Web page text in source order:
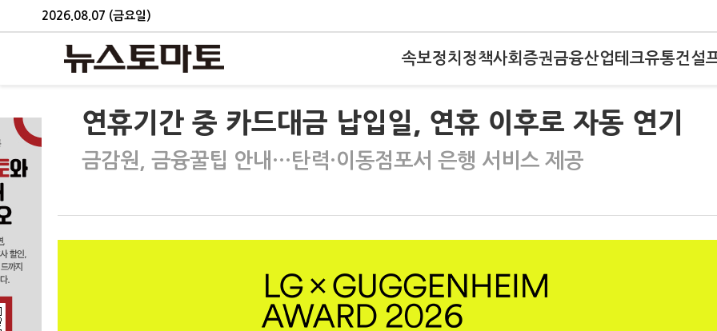
2026.08.07 (금요일)
속보정치 정책사회 증권금융산업테크유통건설
연휴기간 중 카드대금 납입일, 연휴 이후로 자동 연기
금감원, 금융꿀팁 안내…탄력·이동점포서 은행 서비스 제공